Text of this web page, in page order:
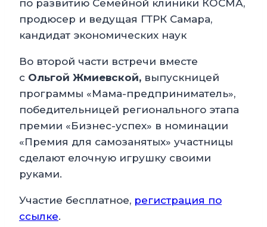
по развитию Семейной клиники КОСМА,
продюсер и ведущая ГТРК Самара,
кандидат экономических наук
Во второй части встречи вместе
с Ольгой Жмиевской, выпускницей
программы «Мама-предприниматель»,
победительницей регионального этапа
премии «Бизнес-успех» в номинации
«Премия для самозанятых» участницы
сделают елочную игрушку своими
руками.
Участие бесплатное, регистрация по
ссылке.